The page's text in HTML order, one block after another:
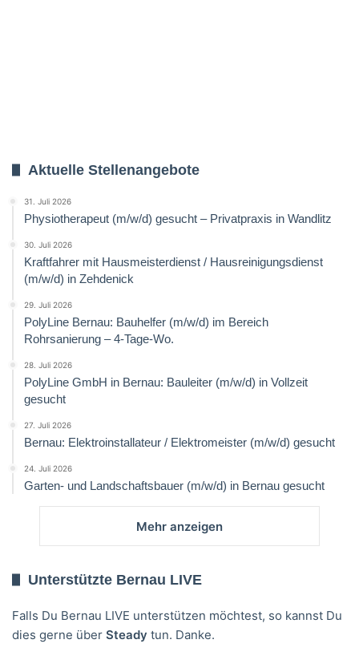
Aktuelle Stellenangebote
31. Juli 2026
Physiotherapeut (m/w/d) gesucht – Privatpraxis in Wandlitz
30. Juli 2026
Kraftfahrer mit Hausmeisterdienst / Hausreinigungsdienst
(m/w/d) in Zehdenick
29. Juli 2026
PolyLine Bernau: Bauhelfer (m/w/d) im Bereich
Rohrsanierung – 4-Tage-Wo.
28. Juli 2026
PolyLine GmbH in Bernau: Bauleiter (m/w/d) in Vollzeit
gesucht
27. Juli 2026
Bernau: Elektroinstallateur / Elektromeister (m/w/d) gesucht
24. Juli 2026
Garten- und Landschaftsbauer (m/w/d) in Bernau gesucht
Mehr anzeigen
Unterstützte Bernau LIVE
Falls Du Bernau LIVE unterstützen möchtest, so kannst Du
dies gerne über Steady tun. Danke.